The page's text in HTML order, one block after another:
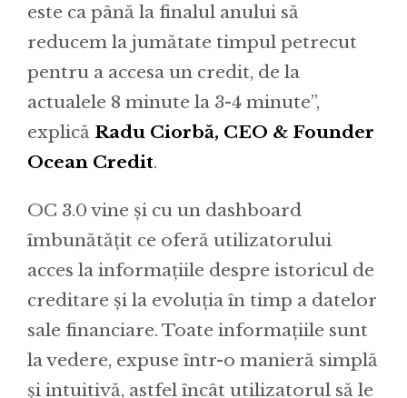
este ca până la finalul anului să
reducem la jumătate timpul petrecut
pentru a accesa un credit, de la
actualele 8 minute la 3-4 minute”,
explică Radu Ciorbă, CEO & Founder
Ocean Credit.
OC 3.0 vine și cu un dashboard
îmbunătățit ce oferă utilizatorului
acces la informațiile despre istoricul de
creditare și la evoluția în timp a datelor
sale financiare. Toate informațiile sunt
la vedere, expuse într-o manieră simplă
și intuitivă, astfel încât utilizatorul să le